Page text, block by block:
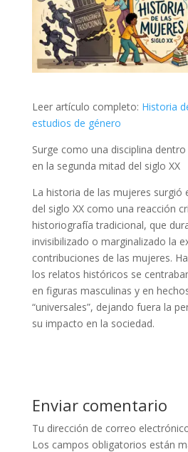
Leer artículo completo: Historia
estudios de género
Surge como una disciplina
en la segunda mitad del siglo XX
La historia de las mujeres surgió
del siglo XX como una reacción
historiografía tradicional, que
invisibilizado o marginalizado la
contribuciones de las mujeres.
los relatos históricos se
en figuras masculinas y en
“universales”, dejando fuera la
su impacto en la sociedad.
Enviar comentario
Tu dirección de correo
Los campos obligatorios están